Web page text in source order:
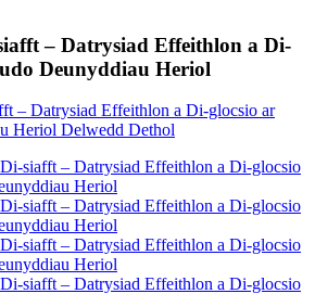
– Datrysiad Effeithlon a Di-
Deunyddiau Heriol